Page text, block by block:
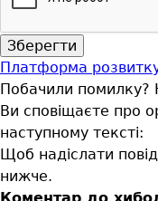
Платформа
Побачили помилку?
Ви сповіщаєте про
наступному тексті:
Щоб надіслати
нижче.